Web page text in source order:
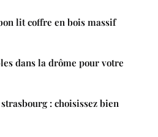
lit coffre en bois massif
dans la drôme pour votre
: choisissez bien